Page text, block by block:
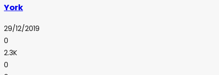
York
29/12/2019
0
2.3K
0